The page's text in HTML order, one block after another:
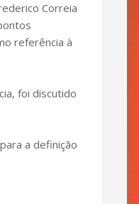
Correia
referência à
foi discutido
a definição